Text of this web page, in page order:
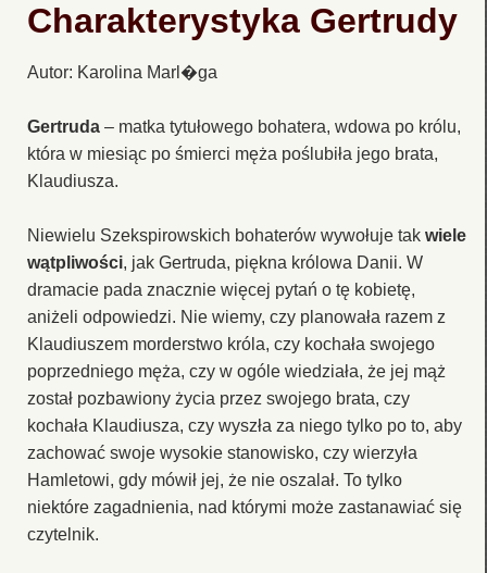
Charakterystyka Gertrudy
Autor: Karolina Marl�ga
Gertruda – matka tytułowego bohatera, wdowa po królu,
która w miesiąc po śmierci męża poślubiła jego brata,
Klaudiusza.
Niewielu Szekspirowskich bohaterów wywołuje tak wiele
wątpliwości, jak Gertruda, piękna królowa Danii. W
dramacie pada znacznie więcej pytań o tę kobietę,
aniżeli odpowiedzi. Nie wiemy, czy planowała razem z
Klaudiuszem morderstwo króla, czy kochała swojego
poprzedniego męża, czy w ogóle wiedziała, że jej mąż
został pozbawiony życia przez swojego brata, czy
kochała Klaudiusza, czy wyszła za niego tylko po to, aby
zachować swoje wysokie stanowisko, czy wierzyła
Hamletowi, gdy mówił jej, że nie oszalał. To tylko
niektóre zagadnienia, nad którymi może zastanawiać się
czytelnik.